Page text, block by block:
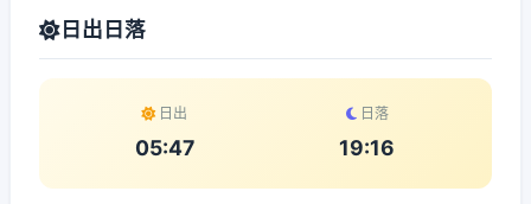
日出日落
日出
05:47
日落
19:16